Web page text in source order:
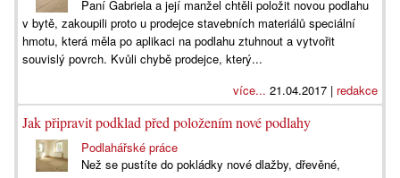
Paní Gabriela a její manžel chtěli položit novou podlahu
v bytě, zakoupili proto u prodejce stavebních materiálů speciální
hmotu, která měla po aplikaci na podlahu ztuhnout a vytvořit
souvislý povrch. Kvůli chybě prodejce, který...
více... 21.04.2017 | redakce
Jak připravit podklad před položením nové podlahy
Podlahářské práce
Než se pustíte do pokládky nové dlažby, dřevěné,